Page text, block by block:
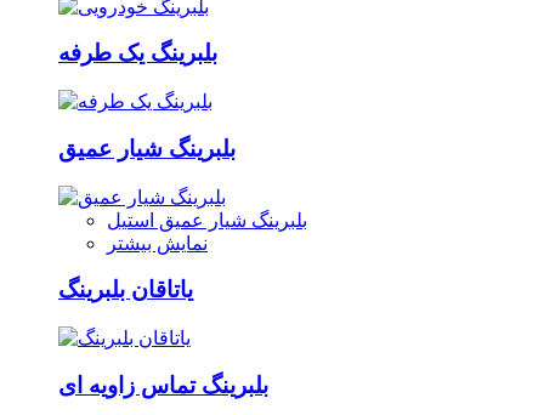
بلبرینگ یک طرفه
بلبرینگ شیار عمیق
بلبرینگ شیار عمیق استیل
نمایش بیشتر
یاتاقان بلبرینگ
بلبرینگ تماس زاویه ای